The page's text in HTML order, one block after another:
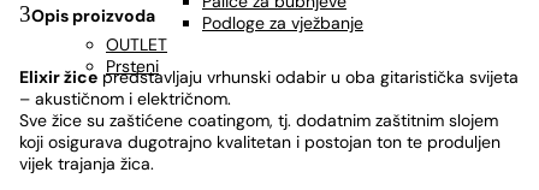
Podloge za vježbanje
OUTLET
Prsteni
Opis proizvoda
Elixir žice predstavljaju vrhunski odabir u oba gitaristička svijeta
– akustičnom i električnom.
Sve žice su zaštićene coatingom, tj. dodatnim zaštitnim slojem
koji osigurava dugotrajno kvalitetan i postojan ton te produljen
vijek trajanja žica.